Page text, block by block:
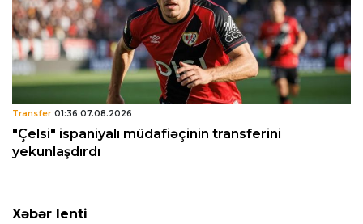
Transfer 01:36 07.08.2026
"Çelsi" ispaniyalı müdafiəçinin transferini
yekunlaşdırdı
Xəbər lenti